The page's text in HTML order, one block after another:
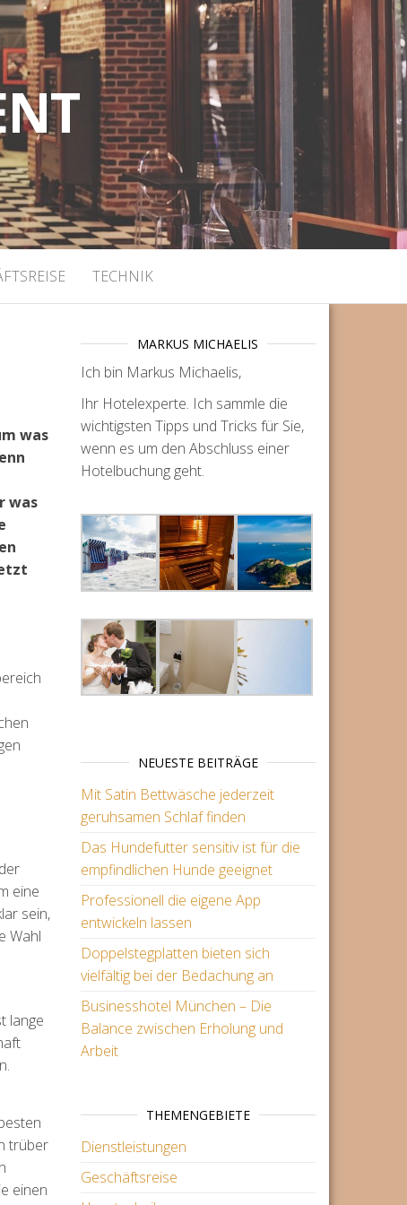
TECHNIK
was
was
eine
sein,
Wahl
lange
trüber
einen
MARKUS MICHAELIS
Ich bin Markus Michaelis,
Ihr Hotelexperte. Ich sammle die
wichtigsten Tipps und Tricks für Sie,
wenn es um den Abschluss einer
Hotelbuchung geht.
NEUESTE BEITRÄGE
Mit Satin Bettwäsche jederzeit
geruhsamen Schlaf finden
Das Hundefutter sensitiv ist für die
empfindlichen Hunde geeignet
Professionell die eigene App
entwickeln lassen
Doppelstegplatten bieten sich
vielfältig bei der Bedachung an
Businesshotel München – Die
Balance zwischen Erholung und
Arbeit
THEMENGEBIETE
Dienstleistungen
Geschäftsreise